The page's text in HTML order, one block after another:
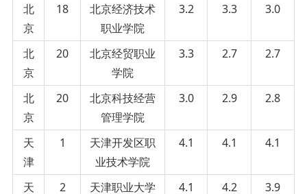
北
京
18
北京经济技术
职业学院
3.2 3.3 3.0
北
京
20
北京经贸职业
学院
3.3 2.7 2.7
北
京
20
北京科技经营
管理学院
3.0 2.9 2.8
天
津
1
天津开发区职
业技术学院
4.1 4.1 4.1
天
2 天津职业大学 4.1 4.2 3.9